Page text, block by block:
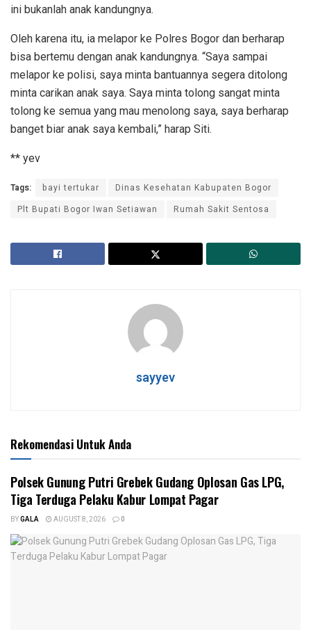
ini bukanlah anak kandungnya.
Oleh karena itu, ia melapor ke Polres Bogor dan berharap
bisa bertemu dengan anak kandungnya. “Saya sampai
melapor ke polisi, saya minta bantuannya segera ditolong
minta carikan anak saya. Saya minta tolong sangat minta
tolong ke semua yang mau menolong saya, saya berharap
banget biar anak saya kembali,” harap Siti.
** yev
Tags: bayi tertukar
Dinas Kesehatan Kabupaten Bogor
Plt Bupati Bogor Iwan Setiawan
Rumah Sakit Sentosa
sayyev
Rekomendasi Untuk Anda
Polsek Gunung Putri Grebek Gudang Oplosan Gas LPG,
Tiga Terduga Pelaku Kabur Lompat Pagar
BYGALA AUGUST 8, 2026 0